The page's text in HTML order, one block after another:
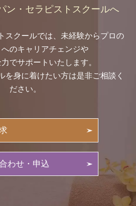
ン・セラピストスクールへ
スクールでは、未経験からプロの
のキャリアチェンジや
でサポートいたします。
を身に着けたい方は是非ご相談く
ださい。
わせ・申込